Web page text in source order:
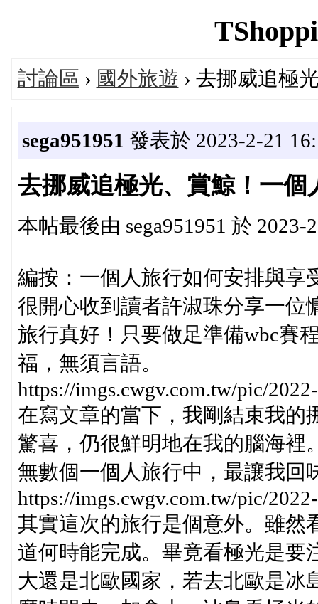
討論區 › 國外旅遊 › 去挪威追極
sega951951 發表於 2023-2-21
去挪威追極光、賞鯨！一
本帖最後由 sega951951 於 2023-
編按：一個人旅行如何安排與享
很開心收到讀者許淑珠分享一位
旅行真好！只要做足準備wbc賽
福，無須言語。
https://imgs.cwgv.com.tw/pic/
在寫文章的當下，我剛結束我的
驚喜，仍很鮮明地在我的腦海裡
無數個一個人旅行中，最讓我回
https://imgs.cwgv.com.tw/pic/
其實這次的旅行是個意外。雖然
道何時能完成。畢竟看極光是要
大還是北歐國家，若去北歐是冰